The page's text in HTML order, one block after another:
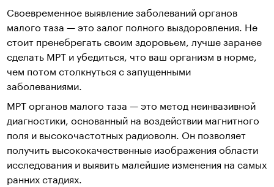
Своевременное выявление заболеваний органов
малого таза — это залог полного выздоровления. Не
стоит пренебрегать своим здоровьем, лучше заранее
сделать МРТ и убедиться, что ваш организм в норме,
чем потом столкнуться с запущенными
заболеваниями.
МРТ органов малого таза — это метод неинвазивной
диагностики, основанный на воздействии магнитного
поля и высокочастотных радиоволн. Он позволяет
получить высококачественные изображения области
исследования и выявить малейшие изменения на самых
ранних стадиях.